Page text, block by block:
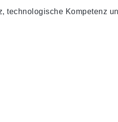
technologische Kompetenz